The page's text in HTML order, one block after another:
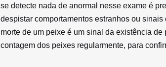
se detecte nada de anormal nesse exame é
despistar comportamentos estranhos ou
morte de um peixe é um sinal da existência
contagem dos peixes regularmente, para